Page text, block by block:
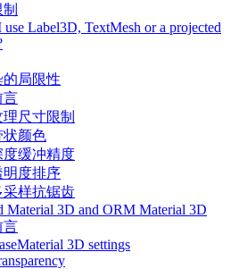
制
use Label3D, TextMesh or a projected
的局限性
言
理尺寸限制
状颜色
度缓冲精度
明度排序
采样抗锯齿
Material 3D and ORM Material 3D
言
3D settings